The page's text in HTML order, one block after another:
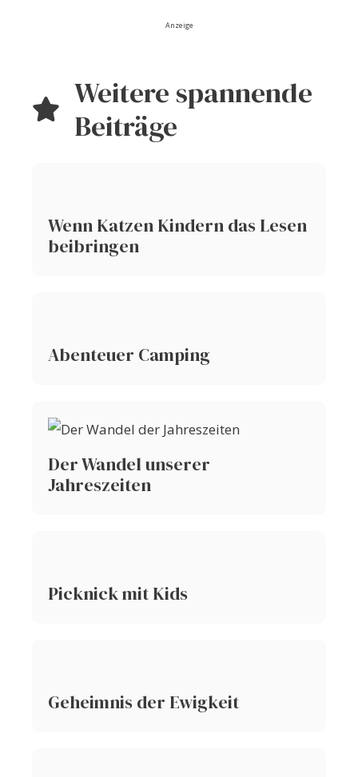
Anzeige
Weitere spannende
Beiträge
Wenn Katzen Kindern das Lesen
beibringen
Abenteuer Camping
Der Wandel unserer
Jahreszeiten
Picknick mit Kids
Geheimnis der Ewigkeit